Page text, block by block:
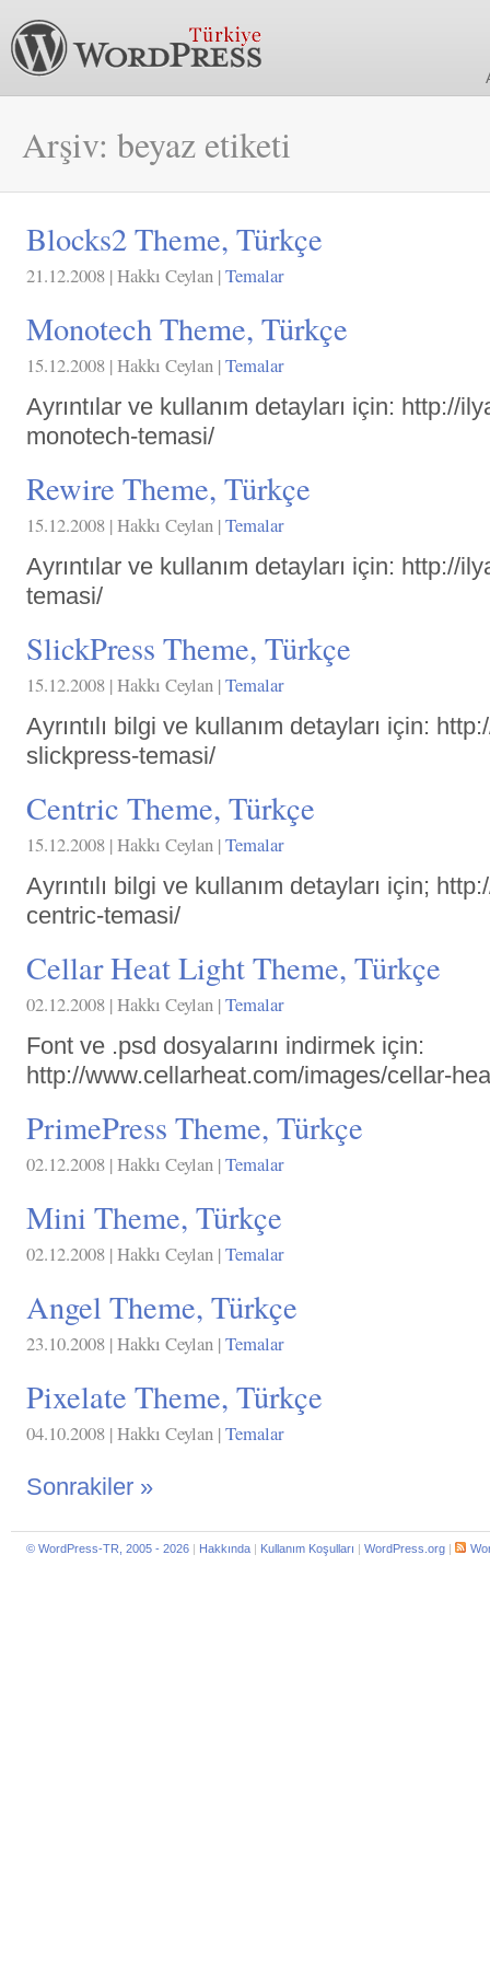
Arşiv: beyaz etiketi
Blocks2 Theme, Türkçe
21.12.2008 | Hakkı Ceylan |Temalar
Monotech Theme, Türkçe
15.12.2008 | Hakkı Ceylan |Temalar
Ayrıntılar ve kullanım detayları için: http://
monotech-temasi/
Rewire Theme, Türkçe
15.12.2008 | Hakkı Ceylan |Temalar
Ayrıntılar ve kullanım detayları için: http://
temasi/
SlickPress Theme, Türkçe
15.12.2008 | Hakkı Ceylan |Temalar
Ayrıntılı bilgi ve kullanım detayları için:
slickpress-temasi/
Centric Theme, Türkçe
15.12.2008 | Hakkı Ceylan |Temalar
Ayrıntılı bilgi ve kullanım detayları için;
centric-temasi/
Cellar Heat Light Theme, Türkçe
02.12.2008 | Hakkı Ceylan |Temalar
Font ve .psd dosyalarını indirmek için:
http://www.cellarheat.com/images/cellar-
PrimePress Theme, Türkçe
02.12.2008 | Hakkı Ceylan |Temalar
Mini Theme, Türkçe
02.12.2008 | Hakkı Ceylan |Temalar
Angel Theme, Türkçe
23.10.2008 | Hakkı Ceylan |Temalar
Pixelate Theme, Türkçe
04.10.2008 | Hakkı Ceylan |Temalar
Sonrakiler »
© WordPress-TR, 2005 - 2026 | Hakkında | Kullanım Koşulları | WordPress.org |